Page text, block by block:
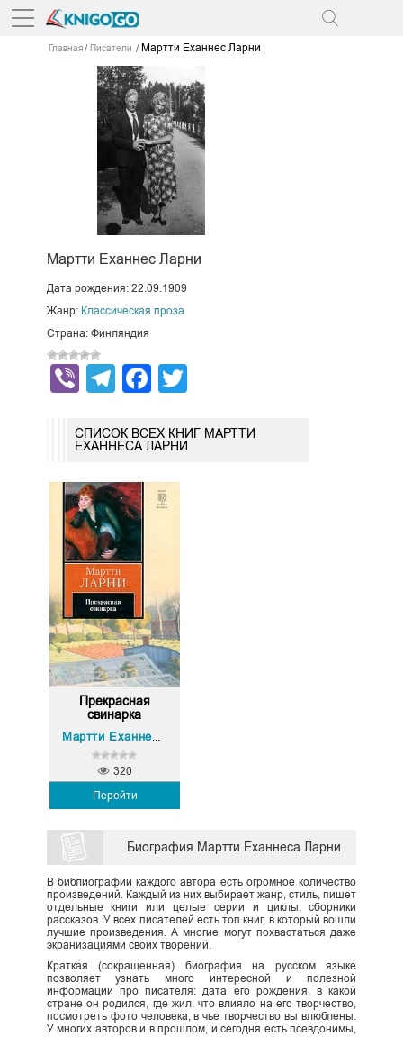
Главная Писатели Мартти Еханнес Ларни
Мартти Еханнес Ларни
Дата рождения: 22.09.1909
Жанр: Классическая проза
Страна: Финляндия
ViberTelegram
Facebook
СПИСОК ВСЕХ КНИГ МАРТТИ
ЕХАННЕСА ЛАРНИ
Прекрасная
свинарка
Мартти Еханнес Ларни
Перейти
320
Биография Мартти Еханнеса Ларни
В библиографии каждого автора есть огромное количество
произведений. Каждый из них выбирает жанр, стиль, пишет
отдельные книги или целые серии и циклы, сборники
рассказов. У всех писателей есть топ книг, в который вошли
лучшие произведения. А многие могут похвастаться даже
экранизациями своих творений.
Краткая (сокращенная) биография на русском языке
позволяет узнать много интересной и полезной
информации про писателя: дата его рождения, в какой
стране он родился, где жил, что влияло на его творчество,
посмотреть фото человека, в чье творчество вы влюблены.
У многих авторов и в прошлом, и сегодня есть псевдонимы,